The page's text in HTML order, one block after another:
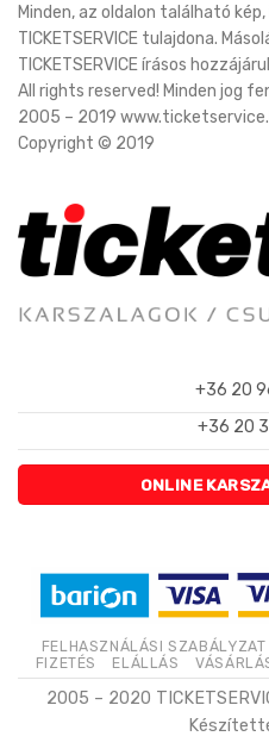
Minden, az oldalon található
TICKETSERVICE tulajdona.
TICKETSERVICE írásos
All rights reserved! Minden jog
2005 – 2019
Copyright © 2019
+36 20
+36 20
ONLINE
FELHASZNÁLÁSI SZABÁLYZAT
FIZETÉS
ELÁLLÁS
2005 – 2020